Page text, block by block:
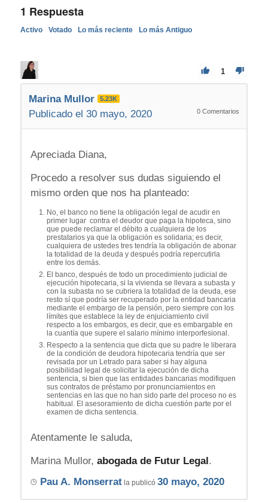
1 Respuesta
Activo Votado Lo más reciente Lo más Antiguo
1
Marina Mullor 5.23K
Publicado el 30 mayo, 2020 0 Comentarios
Apreciada Diana,
Procedo a resolver sus dudas siguiendo el
mismo orden que nos ha planteado:
No, el banco no tiene la obligación legal de acudir en
primer lugar contra el deudor que paga la hipoteca, sino
que puede reclamar el débito a cualquiera de los
prestatarios ya que la obligación es solidaria; es decir,
cualquiera de ustedes tres tendría la obligación de abonar
la totalidad de la deuda y después podría repercutirla
entre los demás.
El banco, después de todo un procedimiento judicial de
ejecución hipotecaria, si la vivienda se llevara a subasta y
con la subasta no se cubriera la totalidad de la deuda, ese
resto sí que podría ser recuperado por la entidad bancaria
mediante el embargo de la pensión, pero siempre con los
límites que establece la ley de enjuiciamiento civil
respecto a los embargos, es decir, que es embargable en
la cuantía que supere el salario mínimo interporfesional.
Respecto a la sentencia que dicta que su padre le liberara
de la condición de deudora hipotecaria tendría que ser
revisada por un Letrado para saber si hay alguna
posibilidad legal de solicitar la ejecución de dicha
sentencia, si bien que las entidades bancarias modifiquen
sus contratos de préstamo por pronunciamientos en
sentencias en las que no han sido parte del proceso no es
habitual. El asesoramiento de dicha cuestión parte por el
examen de dicha sentencia.
Atentamente le saluda,
Marina Mullor, abogada de Futur Legal .
Pau A. Monserratla publicó 30 mayo, 2020